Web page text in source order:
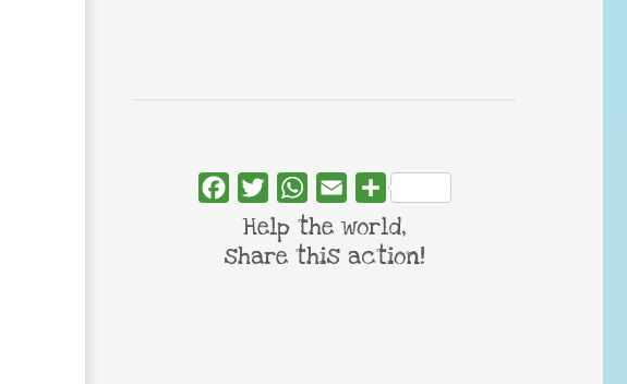
FacebookTwitterWhatsApp
Email Share
Help the world,
share this action!